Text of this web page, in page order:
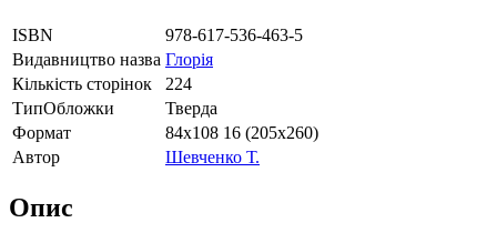
ISBN
978-617-536-463-5
Видавництво назва Глорія
Кількість сторінок
224
ТипОбложки
Тверда
Формат
84х108 16 (205х260)
Автор
Шевченко Т.
Опис